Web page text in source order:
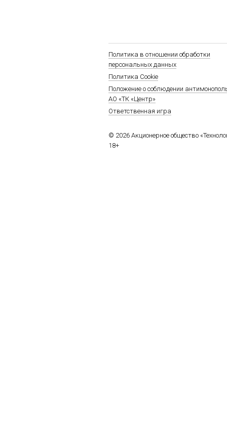
Политика в отношении обработки
персональных данных
Политика Cookie
Положение о соблюдении
АО «ТК «Центр»
Ответственная игра
© 2026 Акционерное общество
18+